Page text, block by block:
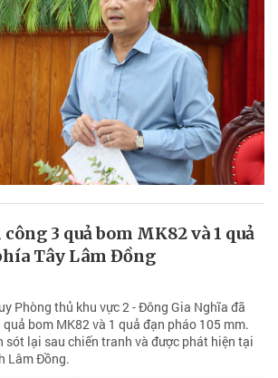
3 quả bom MK82 và 1 quả
Tây Lâm Đồng
Phòng thủ khu vực 2 - Đông Gia Nghĩa đã
bom MK82 và 1 quả đạn pháo 105 mm.
sót lại sau chiến tranh và được phát hiện tại
Lâm Đồng.